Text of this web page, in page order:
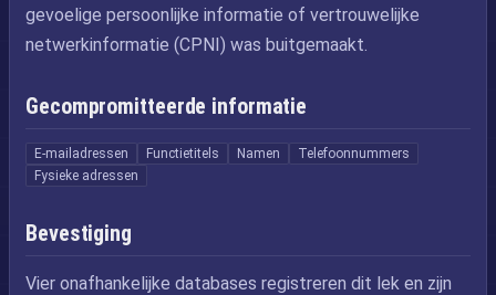
gevoelige persoonlijke informatie of vertrouwelijke
netwerkinformatie (CPNI) was buitgemaakt.
Gecompromitteerde informatie
E-mailadressen Functietitels Namen
Telefoonnummers
Fysieke adressen
Bevestiging
Vier onafhankelijke databases registreren dit lek en zijn